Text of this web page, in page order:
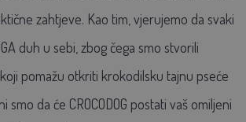
zahtjeve. Kao tim, vjerujemo da svaki
duh u sebi, zbog čega smo stvorili
pomažu otkriti krokodilsku tajnu pseće
smo da će CROCODOG postati vaš omiljeni